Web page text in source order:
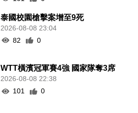
泰國校園槍擊案增至9死
2026-08-08 23:04
82
0
WTT橫濱冠軍賽4強 國家隊奪3席
2026-08-08 22:38
101
0